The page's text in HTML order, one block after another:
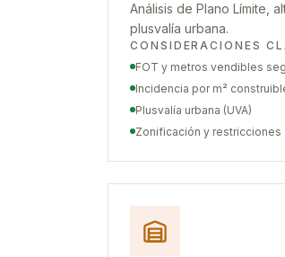
Análisis de Plano Límite,
plusvalía urbana.
CONSIDERACIONES
FOT y metros vendibles
Incidencia por m²
Plusvalía urbana (UVA)
Zonificación y restricciones